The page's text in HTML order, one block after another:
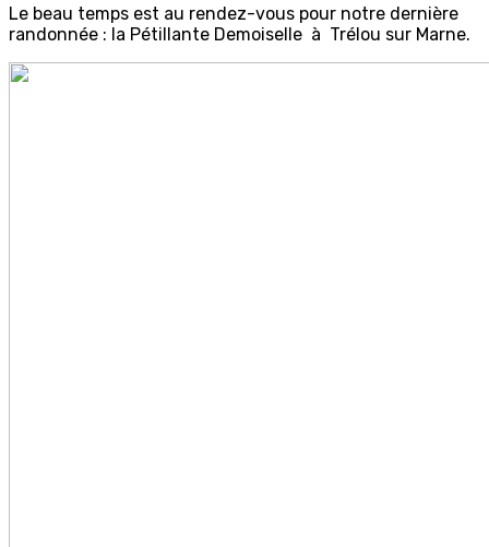
Le beau temps est au rendez-vous pour notre dernière
randonnée : la Pétillante Demoiselle à Trélou sur Marne.